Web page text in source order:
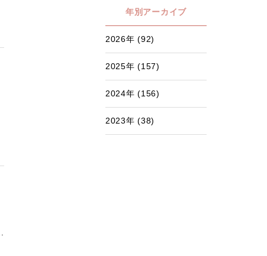
年別アーカイブ
2026年 (92)
2025年 (157)
2024年 (156)
2023年 (38)